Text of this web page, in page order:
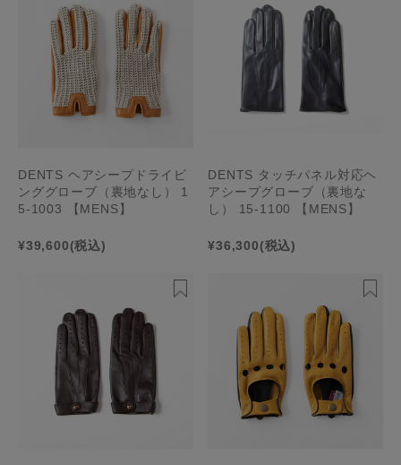
DENTS ヘアシープドライビ
ンググローブ（裏地なし） 1
5-1003 【MENS】
¥39,600(税込)
DENTS タッチパネル対応ヘ
アシープグローブ（裏地な
し） 15-1100 【MENS】
¥36,300(税込)